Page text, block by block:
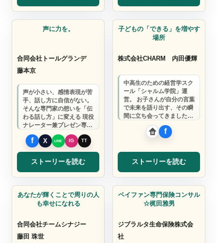
話し方サポート
声に力を。
合同会社トールグランデ
藤本京
声が小さい、感情表現が苦
手、話し方に自信がない。
そんな専門家の想いを「伝
わる話し方」に変える 現役
ナレーター兼プレゼン専門
ボイストレーナー。
ストーリーを読む
学習塾
子どもの「できる」を増やす
場所
株式会社CHARM 内田優輝
中高生のための経営学スク
ール「シャルム学院」運
営。 お子さんが自分の言葉
で未来を語り出す、その瞬
間に立ち会ってきました。
親子で参加できる無料説明
会、毎月開催中…
ストーリーを読む
コーチ
あなたが輝くことで周りの人
も幸せになれる
合同会社チームシナジー
藤田 珠世
ベイファン専門保険コンサル
ベイファン専門保険コンサル
☆梶田雅男
ジブラルタ生命保険株式会
社